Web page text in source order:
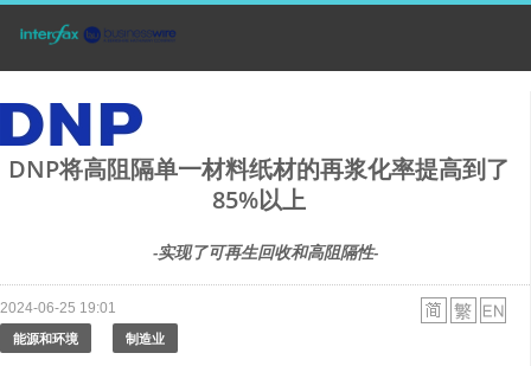
DNP将高阻隔单一材料纸材的再浆化率提高到了
85%以上
-实现了可再生回收和高阻隔性-
2024-06-25 19:01
能源和环境 制造业